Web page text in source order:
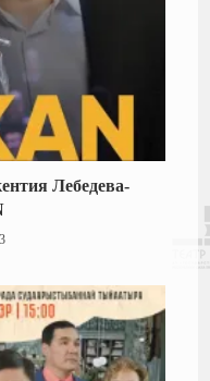
Лебедева-